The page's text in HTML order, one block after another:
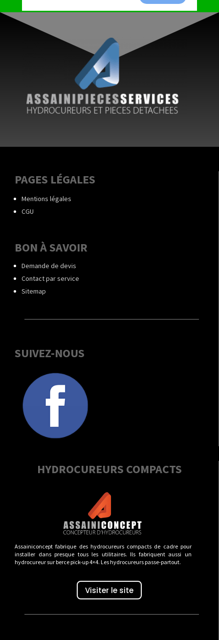
PAGES LÉGALES
Mentions légales
CGU
BON À SAVOIR
Demande de devis
Contact par service
Sitemap
SUIVEZ-NOUS
HYDROCUREURS COMPACTS
Assainiconcept fabrique des hydrocureurs compacts de cadre pour
installer dans presque tous les utilitaires. Ils fabriquent aussi un
hydrocureur sur berce pick-up 4×4. Les hydrocureurs passe-partout.
Visiter le site